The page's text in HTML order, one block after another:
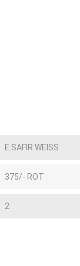
E.SAFIR WEISS
375/- ROT
2